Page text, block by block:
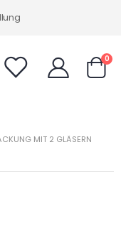
0
MIT 2 GLÄSERN